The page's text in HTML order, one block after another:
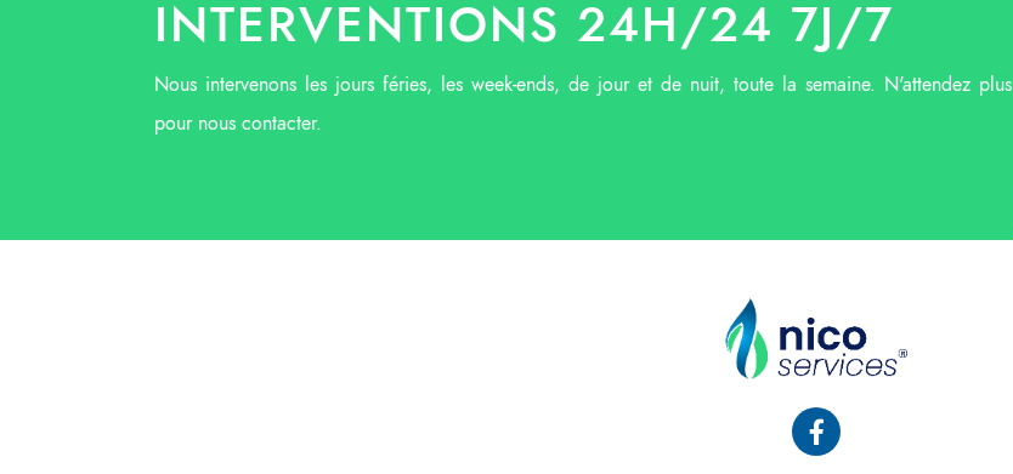
INTERVENTIONS 24H/24 7J/7
Nous intervenons les jours féries, les week-ends, de jour et de nuit, toute la semaine. N'attendez plus
pour nous contacter.